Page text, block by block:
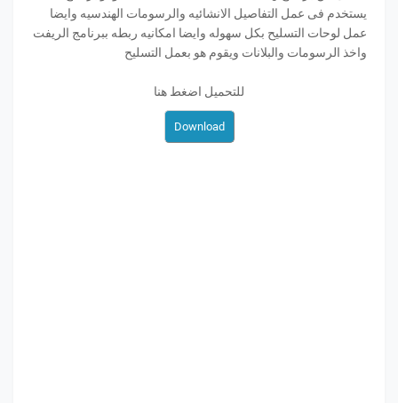
يستخدم فى عمل التفاصيل الانشائيه والرسومات الهندسيه وايضا
عمل لوحات التسليح بكل سهوله وايضا امكانيه ربطه ببرنامج الريفت
واخذ الرسومات والبلانات ويقوم هو بعمل التسليح
للتحميل اضغط هنا